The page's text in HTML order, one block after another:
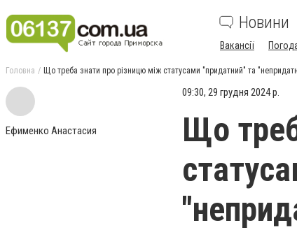
Новини
Вакансії
Головна Що треба знати про різницю між статусами "придатний" та
Ефименко Анастасия
09:30, 29 грудня 2024 р.
Що